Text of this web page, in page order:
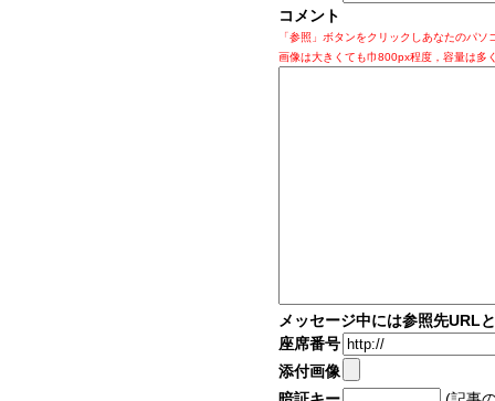
コメント
「参照」ボタンをクリックしあなたのパ
画像は大きくても巾800px程度，容量は多
メッセージ中には参照先URL
座席番号
添付画像